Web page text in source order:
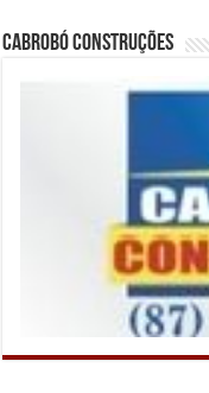
Cabrobó Construções